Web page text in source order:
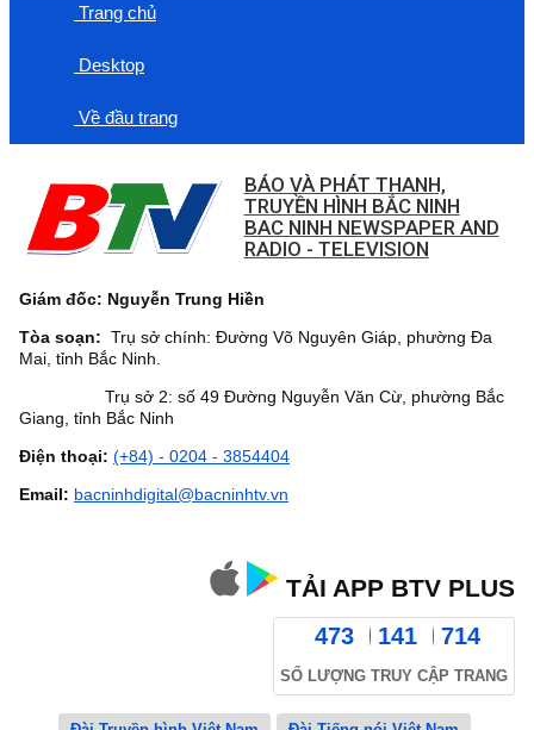
Trang chủ
Desktop
Về đầu trang
BÁO VÀ PHÁT THANH,
TRUYỀN HÌNH BẮC NINH
BAC NINH NEWSPAPER AND
RADIO - TELEVISION
Giám đốc: Nguyễn Trung Hiền
Tòa soạn: Trụ sở chính: Đường Võ Nguyên Giáp, phường Đa
Mai, tỉnh Bắc Ninh.
Trụ sở 2: số 49 Đường Nguyễn Văn Cừ, phường Bắc
Giang, tỉnh Bắc Ninh
Điện thoại: (+84) - 0204 - 3854404
Email: bacninhdigital@bacninhtv.vn
TẢI APP BTV PLUS
473 141 714
SỐ LƯỢNG TRUY CẬP TRANG